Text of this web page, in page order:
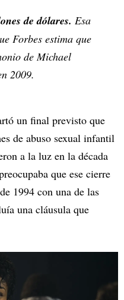
de dólares. Esa
Forbes estima que
de Michael
2009.
un final previsto que
de abuso sexual infantil
a la luz en la década
que ese cierre
1994 con una de las
una cláusula que